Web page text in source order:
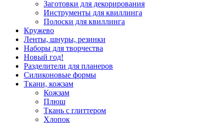
Заготовки для декорирования
Инструменты для квиллинга
Полоски для квиллинга
Кружево
Ленты, шнуры, резинки
Наборы для творчества
Новый год!
Разделители для планеров
Силиконовые формы
Ткани, кожзам
Кожзам
Плюш
Ткань с глиттером
Хлопок